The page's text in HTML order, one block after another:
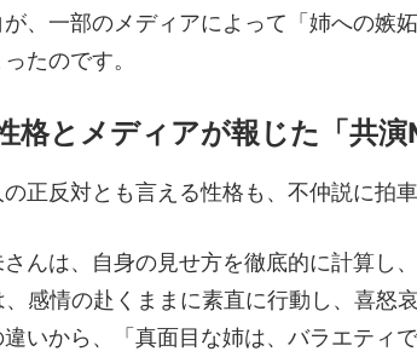
、一部のメディアによって「姉への嫉
たのです。
格とメディアが報じた「共演
正反対とも言える性格も、不仲説に拍車
んは、自身の見せ方を徹底的に計算し
、感情の赴くままに素直に行動し、喜怒
いから、「真面目な姉は、バラエティ